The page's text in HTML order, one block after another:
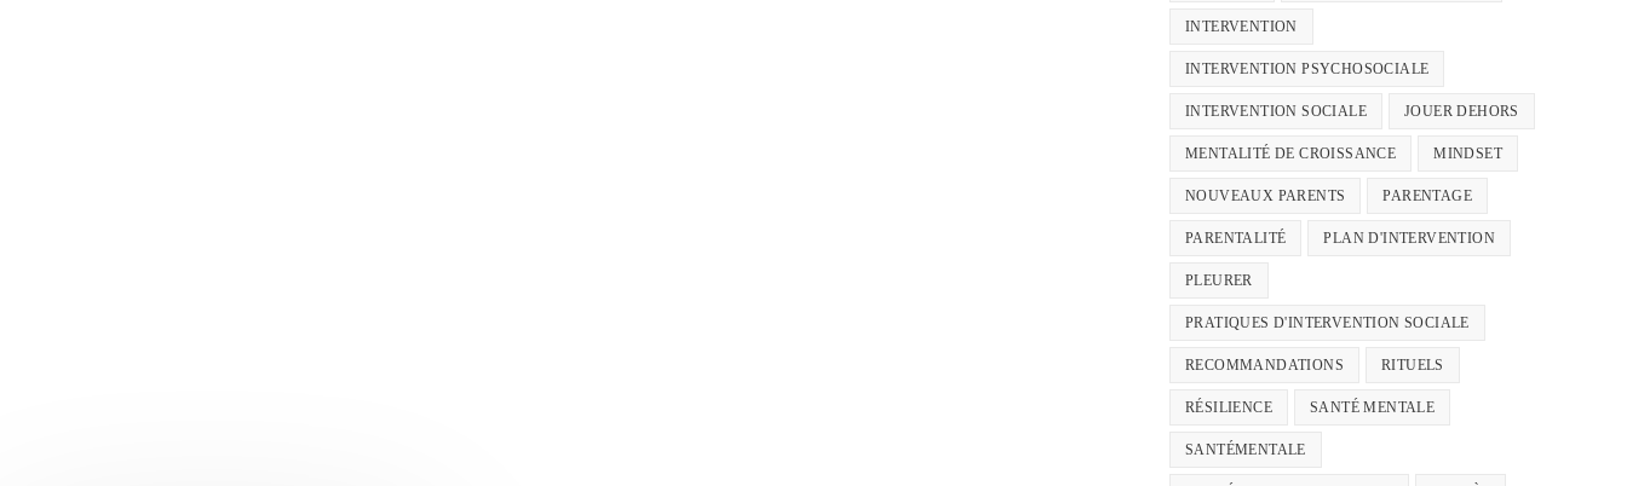
INTERVENTION
INTERVENTION PSYCHOSOCIALE
INTERVENTION SOCIALE JOUER DEHORS
MENTALITÉ DE CROISSANCE MINDSET
NOUVEAUX PARENTS PARENTAGE
PARENTALITÉ PLAN D'INTERVENTION
PLEURER
PRATIQUES D'INTERVENTION SOCIALE
RECOMMANDATIONS RITUELS
RÉSILIENCE SANTÉ MENTALE
SANTÉMENTALE